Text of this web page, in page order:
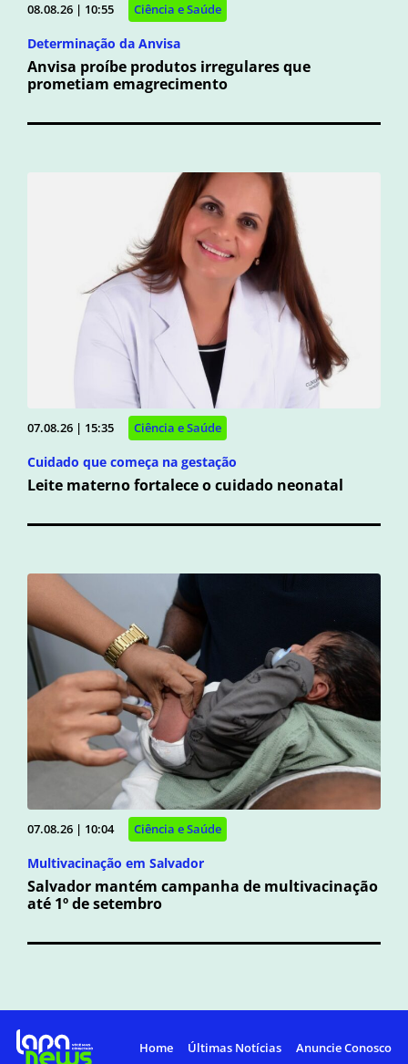
08.08.26 | 10:55 Ciência e Saúde
Determinação da Anvisa
Anvisa proíbe produtos irregulares que
prometiam emagrecimento
07.08.26 | 15:35 Ciência e Saúde
Cuidado que começa na gestação
Leite materno fortalece o cuidado neonatal
07.08.26 | 10:04 Ciência e Saúde
Multivacinação em Salvador
Salvador mantém campanha de multivacinação
até 1º de setembro
Home Últimas Notícias Anuncie Conosco